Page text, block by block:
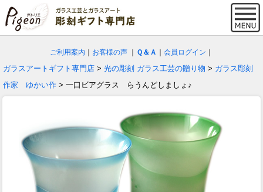
ご利用案内 お客様の声 Ｑ＆Ａ 会員ログイン
ガラスアートギフト専門店 > 光の彫刻 ガラス工芸の贈り物 > ガラス彫刻
作家 ゆかい作 > 一口ビアグラス らうんどしましょ♪